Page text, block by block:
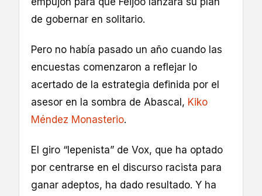
de gobernar en solitario.
Pero no había pasado un año cuando las
encuestas comenzaron a reflejar lo
acertado de la estrategia definida por el
asesor en la sombra de Abascal, Kiko
Méndez Monasterio.
El giro “lepenista” de Vox, que ha optado
por centrarse en el discurso racista para
ganar adeptos, ha dado resultado. Y ha